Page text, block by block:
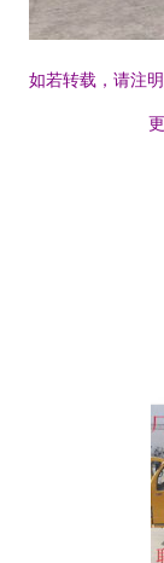
如若转载，请注